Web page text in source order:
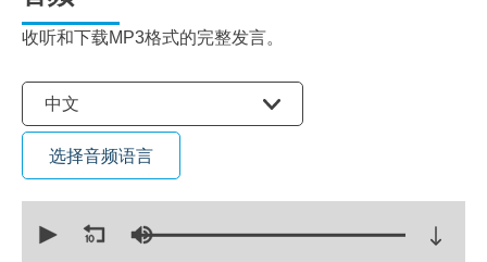
收听和下载MP3格式的完整发言。
选择语言
中文
选择音频语言
seconds